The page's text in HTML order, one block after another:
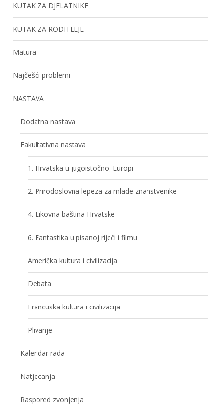
KUTAK ZA DJELATNIKE
KUTAK ZA RODITELJE
Matura
Najčešći problemi
NASTAVA
Dodatna nastava
Fakultativna nastava
1. Hrvatska u jugoistočnoj Europi
2. Prirodoslovna lepeza za mlade znanstvenike
4. Likovna baština Hrvatske
6. Fantastika u pisanoj riječi i filmu
Američka kultura i civilizacija
Debata
Francuska kultura i civilizacija
Plivanje
Kalendar rada
Natjecanja
Raspored zvonjenja